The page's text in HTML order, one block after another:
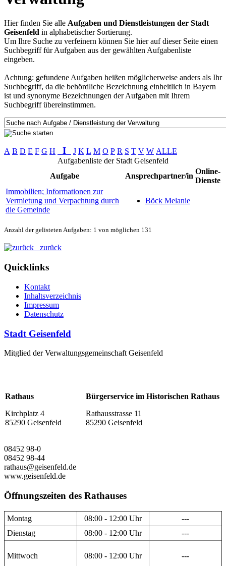
Hier finden Sie alle Aufgaben und Dienstleistungen der Stadt
Geisenfeld in alphabetischer Sortierung.
Um Ihre Suche zu verfeinern können Sie hier auf dieser Seite einen
Suchbegriff für Aufgaben aus der gewählten Aufgabenliste
eingeben.
Achtung: gefundene Aufgaben heißen möglicherweise anders als Ihr
Suchbegriff, da die behördliche Bezeichnung einheitlich in Bayern
ist und synonyme Bezeichnungen der Aufgaben mit Ihrem
Suchbegriff übereinstimmen.
A B D E F G H I J K L M O P R S T V W ALLE
Aufgabenliste der Stadt Geisenfeld
Aufgabe
Ansprechpartner/in
Online-
Dienste
Immobilien; Informationen zur
Vermietung und Verpachtung durch
die Gemeinde
Böck Melanie
Anzahl der gelisteten Aufgaben: 1 von möglichen 131
zurück
Quicklinks
Kontakt
Inhaltsverzeichnis
Impressum
Datenschutz
Stadt Geisenfeld
Mitglied der Verwaltungsgemeinschaft Geisenfeld
Rathaus
Kirchplatz 4
85290 Geisenfeld
Bürgerservice im Historischen Rathaus
Rathausstrasse 11
85290 Geisenfeld
08452 98-0
08452 98-44
rathaus@geisenfeld.de
www.geisenfeld.de
Öffnungszeiten des Rathauses
Montag 08:00 - 12:00 Uhr
---
Dienstag
08:00 - 12:00 Uhr ---
Mittwoch 08:00 - 12:00 Uhr ---